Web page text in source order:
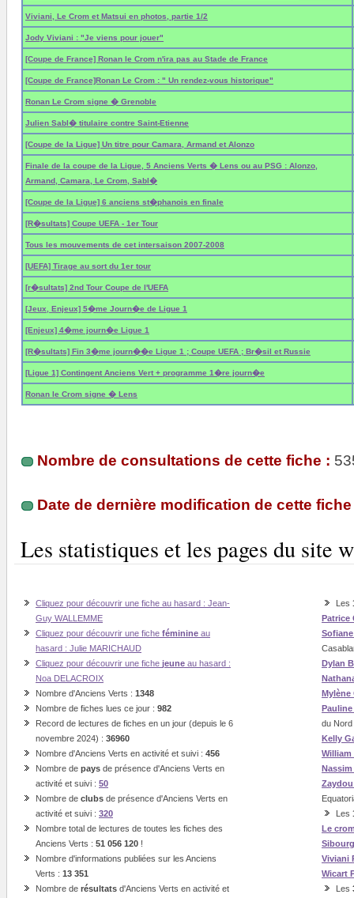
Viviani, Le Crom et Matsui en photos, partie 1/2
Jody Viviani : "Je viens pour jouer"
[Coupe de France] Ronan le Crom n'ira pas au Stade de France
[Coupe de France]Ronan Le Crom : " Un rendez-vous historique"
Ronan Le Crom signe � Grenoble
Julien Sabl� titulaire contre Saint-Etienne
[Coupe de la Ligue] Un titre pour Camara, Armand et Alonzo
Finale de la coupe de la Ligue, 5 Anciens Verts � Lens ou au PSG : Alonzo,
Armand, Camara, Le Crom, Sabl�
[Coupe de la Ligue] 6 anciens st�phanois en finale
[R�sultats] Coupe UEFA - 1er Tour
Tous les mouvements de cet intersaison 2007-2008
[UEFA] Tirage au sort du 1er tour
[r�sultats] 2nd Tour Coupe de l'UEFA
[Jeux, Enjeux] 5�me Journ�e de Ligue 1
[Enjeux] 4�me journ�e Ligue 1
[R�sultats] Fin 3�me journ��e Ligue 1 ; Coupe UEFA ; Br�sil et Russie
[Ligue 1] Contingent Anciens Vert + programme 1�re journ�e
Ronan le Crom signe � Lens
Nombre de consultations de cette fiche :
Date de dernière modification de cette
Les statistiques et les pages du site
Cliquez pour découvrir une fiche au hasard : Jean-
Guy WALLEMME
Cliquez pour découvrir une fiche féminine au
hasard : Julie MARICHAUD
Cliquez pour découvrir une fiche jeune au hasard :
Noa DELACROIX
Nombre d'Anciens Verts : 1348
Nombre de fiches lues ce jour : 982
Record de lectures de fiches en un jour (depuis le 6
novembre 2024) : 36960
Nombre d'Anciens Verts en activité et suivi : 456
Nombre de pays de présence d'Anciens Verts en
activité et suivi : 50
Nombre de clubs de présence d'Anciens Verts en
activité et suivi : 320
Nombre total de lectures de toutes les fiches des
Anciens Verts : 51 056 120 !
Nombre d'informations publiées sur les Anciens
Verts : 13 351
Nombre de résultats d'Anciens Verts en activité et
Les
Patrice
Dylan
Mylène
du Nord
Kelly
William
Les
Le
Sibourg
Viviani
Wicart
Les